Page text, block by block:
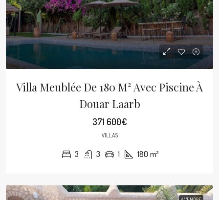
Villa Meublée De 180 M² Avec Piscine À
Douar Laarb
371 600€
VILLAS
3 3 1 180 m²